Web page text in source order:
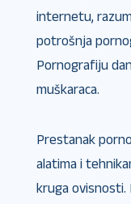
internetu,
potrošnja
Pornografiju
muškaraca.
Prestanak
alatima i
kruga ovisnosti.